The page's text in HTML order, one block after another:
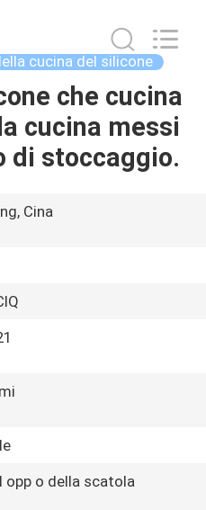
cucina del silicone
che cucina
cucina messi
di stoccaggio.
Cina
opp o della scatola